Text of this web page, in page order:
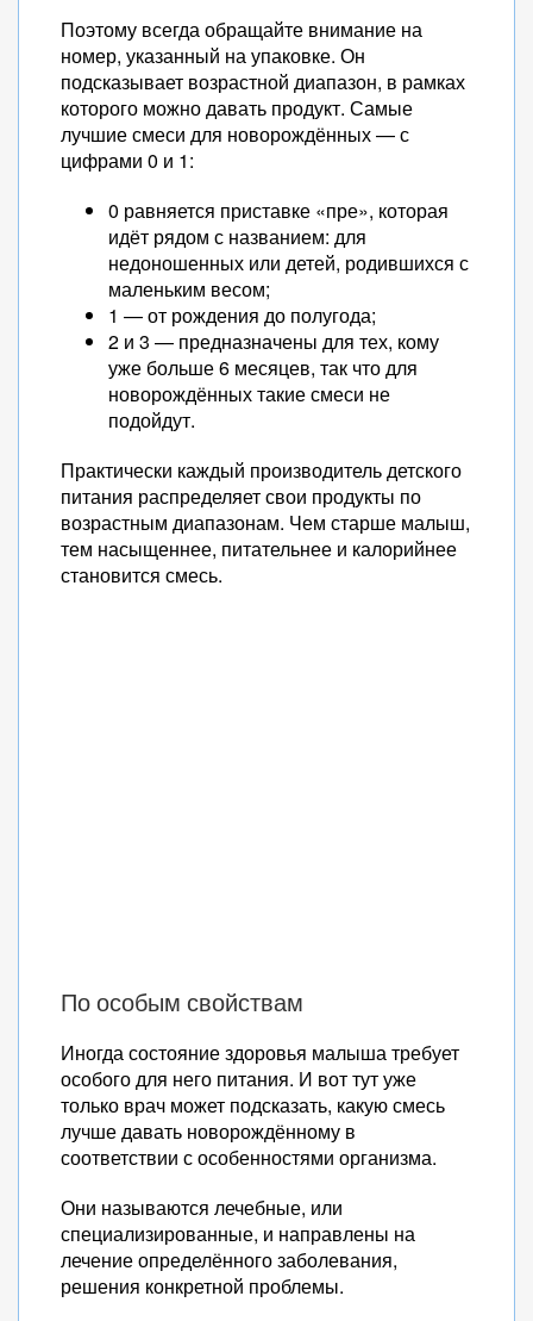
Поэтому всегда обращайте внимание на
номер, указанный на упаковке. Он
подсказывает возрастной диапазон, в рамках
которого можно давать продукт. Самые
лучшие смеси для новорождённых — с
цифрами 0 и 1:
0 равняется приставке «пре», которая
идёт рядом с названием: для
недоношенных или детей, родившихся с
маленьким весом;
1 — от рождения до полугода;
2 и 3 — предназначены для тех, кому
уже больше 6 месяцев, так что для
новорождённых такие смеси не
подойдут.
Практически каждый производитель детского
питания распределяет свои продукты по
возрастным диапазонам. Чем старше малыш,
тем насыщеннее, питательнее и калорийнее
становится смесь.
По особым свойствам
Иногда состояние здоровья малыша требует
особого для него питания. И вот тут уже
только врач может подсказать, какую смесь
лучше давать новорождённому в
соответствии с особенностями организма.
Они называются лечебные, или
специализированные, и направлены на
лечение определённого заболевания,
решения конкретной проблемы.